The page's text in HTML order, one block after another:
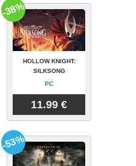
HOLLOW KNIGHT:
SILKSONG
PC
11.99 €
-38%
-53%